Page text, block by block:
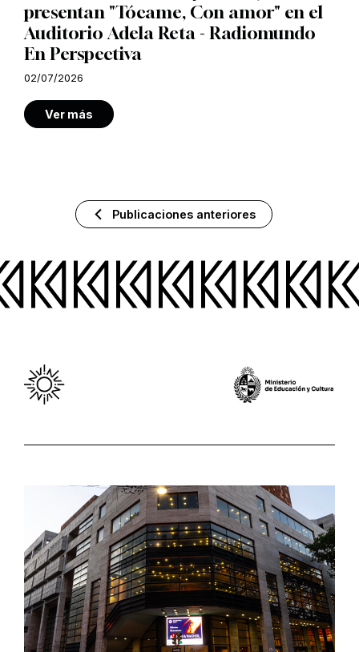
presentan "Tócame, Con amor" en el
Auditorio Adela Reta - Radiomundo
En Perspectiva
02/07/2026
Ver más
Publicaciones anteriores